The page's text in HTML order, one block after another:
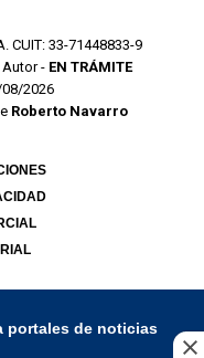
CUIT: 33-71448833-9
- EN TRÁMITE
2026
Roberto Navarro
portales de noticias